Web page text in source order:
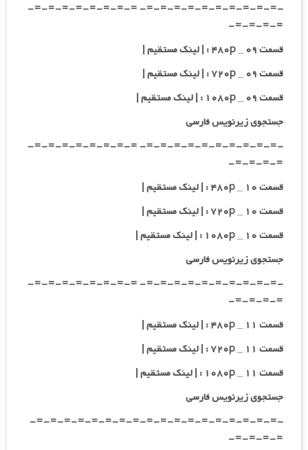
-=-=-=-=-=-=-=-=-=-=- =-=-=-=-=-=-=-=-
=-=-=-=-
قسمت ۰۹ _ ۴۸۰p : | لینک مستقیم |
قسمت ۰۹ _ ۷۲۰p : | لینک مستقیم |
قسمت ۰۹ _ ۱۰۸۰p : | لینک مستقیم |
جستجوی زیرنویس فارسی
-=-=-=-=-=-=-=-=-=-=- =-=-=-=-=-=-=-=-
=-=-=-=-
قسمت ۱۰ _ ۴۸۰p : | لینک مستقیم |
قسمت ۱۰ _ ۷۲۰p : | لینک مستقیم |
قسمت ۱۰ _ ۱۰۸۰p : | لینک مستقیم |
جستجوی زیرنویس فارسی
-=-=-=-=-=-=-=-=-=-=- =-=-=-=-=-=-=-=-
=-=-=-=-
قسمت ۱۱ _ ۴۸۰p : | لینک مستقیم |
قسمت ۱۱ _ ۷۲۰p : | لینک مستقیم |
قسمت ۱۱ _ ۱۰۸۰p : | لینک مستقیم |
جستجوی زیرنویس فارسی
-=-=-=-=-=-=-=-=-=-=-=-=-=-=-=-=-=-=-
=-=-=-=-